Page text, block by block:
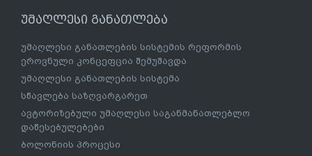
უმაღლესი განათლება
უმაღლესი განათლების სისტემის რეფორმის
ეროვნული კონცეფცია შემუშავდა
უმაღლესი განათლების სისტემა
სწავლება საზღვარგარეთ
ავტორიზებული უმაღლესი საგანმანათლებლო
დაწესებულებები
ბოლონიის პროცესი